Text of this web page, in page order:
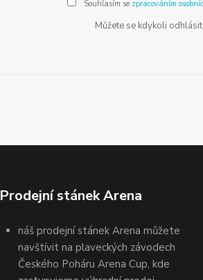
Souhlasím se zpracováním
Můžete se kdykoli
Prodejní stánek Arena
náš prodejní stánek Arena můžete
navštívit na plaveckých závodech
Českého Poháru Arena Cup, kde